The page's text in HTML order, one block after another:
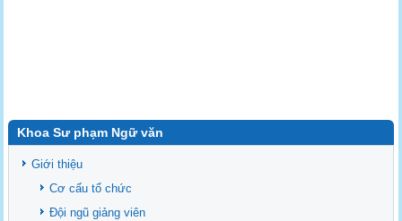
Khoa Sư phạm Ngữ văn
Giới thiệu
Cơ cấu tổ chức
Đội ngũ giảng viên